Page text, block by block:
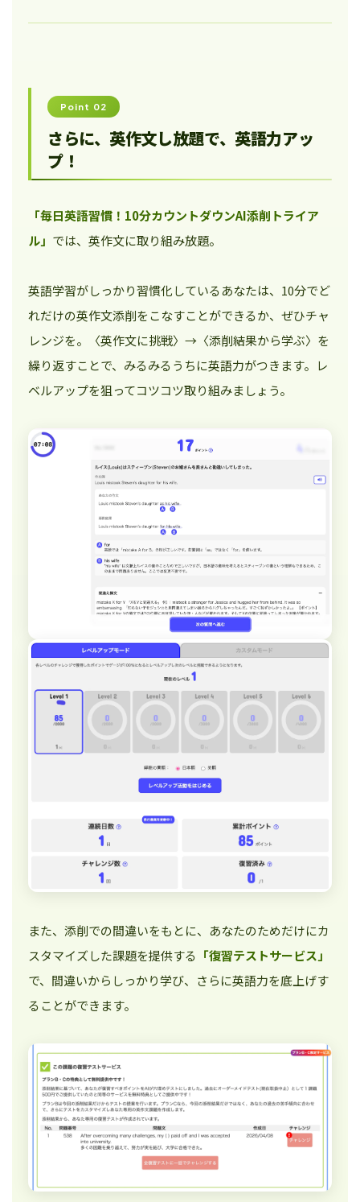
Point 02
さらに、英作文し放題で、英語力アッ
プ！
「毎日英語習慣！10分カウントダウンAI添削トライア
ル」 では、英作文に取り組み放題。
英語学習がしっかり習慣化しているあなたは、10分でど
れだけの英作文添削をこなすことができるか、ぜひチャ
レンジを。〈英作文に挑戦〉→〈添削結果から学ぶ〉を
繰り返すことで、みるみるうちに英語力がつきます。レ
ベルアップを狙ってコツコツ取り組みましょう。
また、添削での間違いをもとに、あなたのためだけにカ
スタマイズした課題を提供する 「復習テストサービス」
で、間違いからしっかり学び、さらに英語力を底上げす
ることができます。